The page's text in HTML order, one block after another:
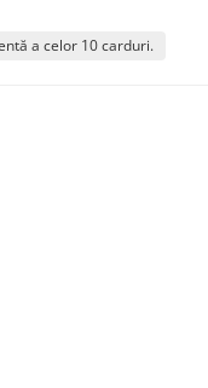
a celor 10 carduri.